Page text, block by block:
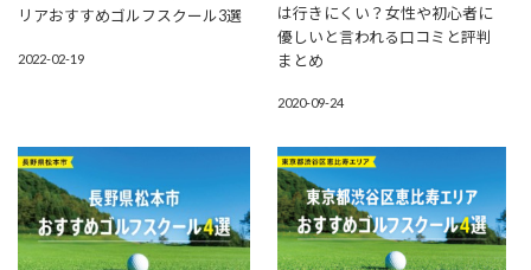
リアおすすめゴルフスクール3選
2022-02-19
は行きにくい？女性や初心者に
優しいと言われる口コミと評判
まとめ
2020-09-24